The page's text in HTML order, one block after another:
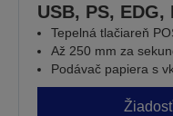
USB, PS, EDG,
Tepelná tlačiareň
Až 250 mm za
Podávač papiera s